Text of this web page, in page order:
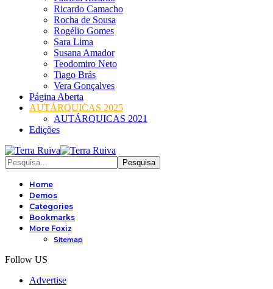
Ricardo Camacho
Rocha de Sousa
Rogélio Gomes
Sara Lima
Susana Amador
Teodomiro Neto
Tiago Brás
Vera Gonçalves
Página Aberta
AUTÁRQUICAS 2025
AUTÁRQUICAS 2021
Edições
Home
Demos
Categories
Bookmarks
More Foxiz
Sitemap
Follow US
Advertise